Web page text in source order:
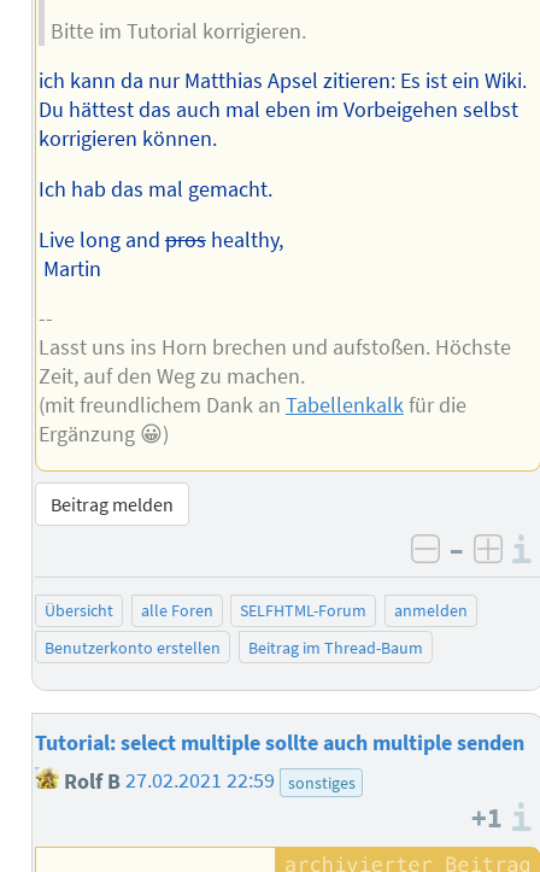
Bitte im Tutorial korrigieren.
ich kann da nur Matthias Apsel zitieren: Es ist ein Wiki.
Du hättest das auch mal eben im Vorbeigehen selbst
korrigieren können.
Ich hab das mal gemacht.
Live long andproshealthy,
Martin
--
Lasst uns ins Horn brechen und aufstoßen. Höchste
Zeit, auf den Weg zu machen.
(mit freundlichem Dank an Tabellenkalkfür die
Ergänzung 😀)
Beitrag melden
negativ
–
Übersicht alle Foren SELFHTML-Forum
anmelden
Benutzerkonto erstellen
Beitrag im Thread-Baum
Tutorial: select multiple sollte auch multiple senden
Rolf B27.02.2021 22:59 sonstiges
+1